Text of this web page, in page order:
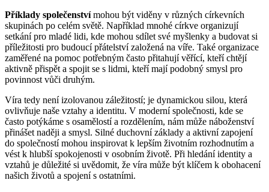
Příklady společenstvímohou být viděny v různých církevních
skupinách po celém světě. Například mnohé církve organizují
setkání pro mladé lidi, kde mohou sdílet své myšlenky a budovat si
příležitosti pro budoucí přátelství založená na víře. Také organizace
zaměřené na pomoc potřebným často přitahují věřící, kteří chtějí
aktivně přispět a spojit se s lidmi, kteří mají podobný smysl pro
povinnost vůči druhým.
Víra tedy není izolovanou záležitostí; je dynamickou silou, která
ovlivňuje naše vztahy a identitu. V moderní společnosti, kde se
často potýkáme s osamělostí a rozdělením, nám může náboženství
přinášet naději a smysl. Silné duchovní základy a aktivní zapojení
do společností mohou inspirovat k lepším životním rozhodnutím a
vést k hlubší spokojenosti v osobním životě. Při hledání identity a
vztahů je důležité si uvědomit, že víra může být klíčem k obohacení
našich životů a spojení s ostatními.